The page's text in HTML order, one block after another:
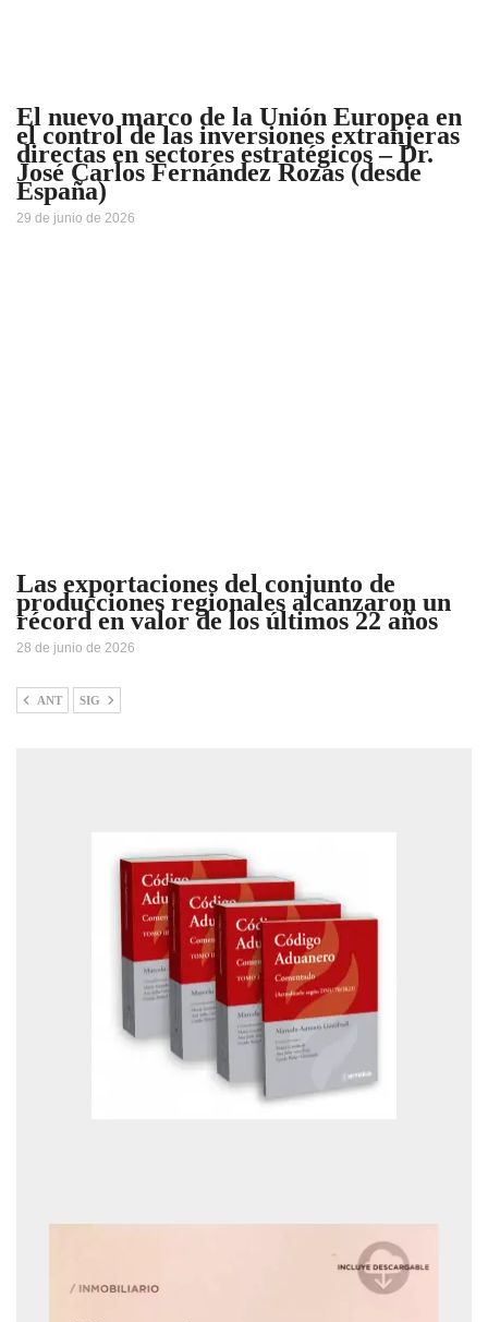
El nuevo marco de la Unión Europea en
el control de las inversiones extranjeras
directas en sectores estratégicos – Dr.
José Carlos Fernández Rozas (desde
España)
29 de junio de 2026
Las exportaciones del conjunto de
producciones regionales alcanzaron un
récord en valor de los últimos 22 años
28 de junio de 2026
ANT SIG